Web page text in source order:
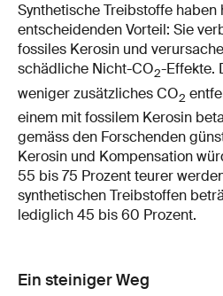
Synthetische Treibstoffe haben
entscheidenden Vorteil: Sie
fossiles Kerosin und
schädliche Nicht-CO2-Effekte.
weniger zusätzliches CO2
einem mit fossilem Kerosin
gemäss den Forschenden
Kerosin und Kompensation
55 bis 75 Prozent teurer
synthetischen Treibstoffen
lediglich 45 bis 60 Prozent.
Ein steiniger Weg